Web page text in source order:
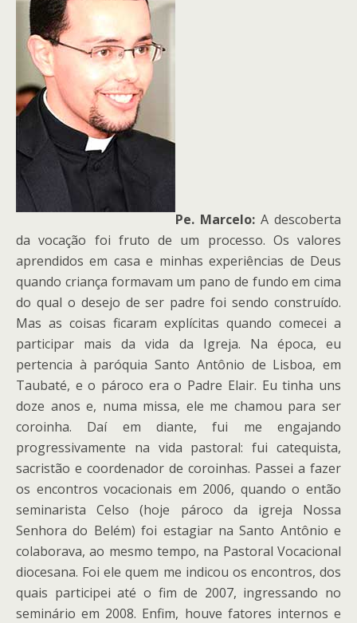
Pe. Marcelo: A descoberta
da vocação foi fruto de um processo. Os valores
aprendidos em casa e minhas experiências de Deus
quando criança formavam um pano de fundo em cima
do qual o desejo de ser padre foi sendo construído.
Mas as coisas ficaram explícitas quando comecei a
participar mais da vida da Igreja. Na época, eu
pertencia à paróquia Santo Antônio de Lisboa, em
Taubaté, e o pároco era o Padre Elair. Eu tinha uns
doze anos e, numa missa, ele me chamou para ser
coroinha. Daí em diante, fui me engajando
progressivamente na vida pastoral: fui catequista,
sacristão e coordenador de coroinhas. Passei a fazer
os encontros vocacionais em 2006, quando o então
seminarista Celso (hoje pároco da igreja Nossa
Senhora do Belém) foi estagiar na Santo Antônio e
colaborava, ao mesmo tempo, na Pastoral Vocacional
diocesana. Foi ele quem me indicou os encontros, dos
quais participei até o fim de 2007, ingressando no
seminário em 2008. Enfim, houve fatores internos e